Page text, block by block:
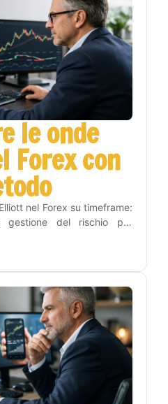
le onde
Forex con
nel Forex su timeframe:
gestione del rischio per